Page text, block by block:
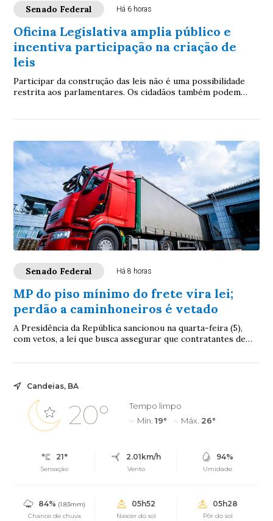
Senado Federal Há 6 horas
Oficina Legislativa amplia público e
incentiva participação na criação de
leis
Participar da construção das leis não é uma possibilidade
restrita aos parlamentares. Os cidadãos também podem
Senado Federal Há 8 horas
MP do piso mínimo do frete vira lei;
perdão a caminhoneiros é vetado
A Presidência da República sancionou na quarta-feira (5),
com vetos, a lei que busca assegurar que contratantes de
Candeias, BA
20°
Tempo limpo
Mín. 19° Máx. 26°
21°
Sensação
2.01km/h
Vento
94%
Umidade
84% (1.83mm)
Chance de chuva
05h52
Nascer do sol
05h28
Pôr do sol